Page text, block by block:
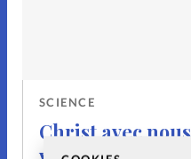
SCIENCE
Christ avec